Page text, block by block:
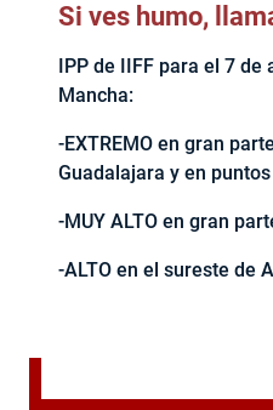
Si ves humo,
IPP de IIFF para el 7
Mancha:
-EXTREMO en gran
Guadalajara y en
-MUY ALTO en gran
-ALTO en el sureste de